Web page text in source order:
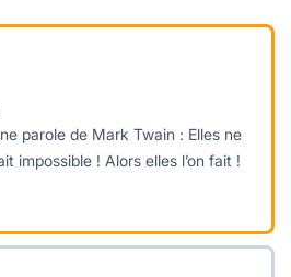
parole de Mark Twain : Elles ne
impossible ! Alors elles l’on fait !